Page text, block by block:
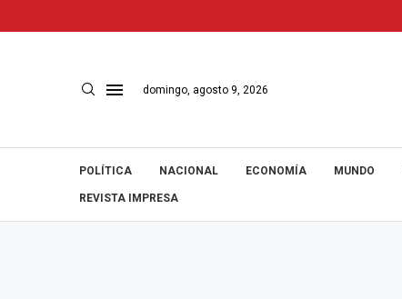
domingo, agosto 9, 2026
POLÍTICA NACIONAL ECONOMÍA MUNDO
REVISTA IMPRESA